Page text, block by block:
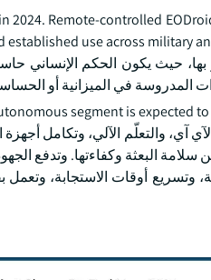
2024. Remote-controlled
بها، حيث يكون الحكم الإنساني
المدروسة في الميزانية أو
آي، والتعلّم الآلي، وتكامل
البعثة وكفاءتها. وتدفع
وتسريع أوقات الاستجابة، وتعمل